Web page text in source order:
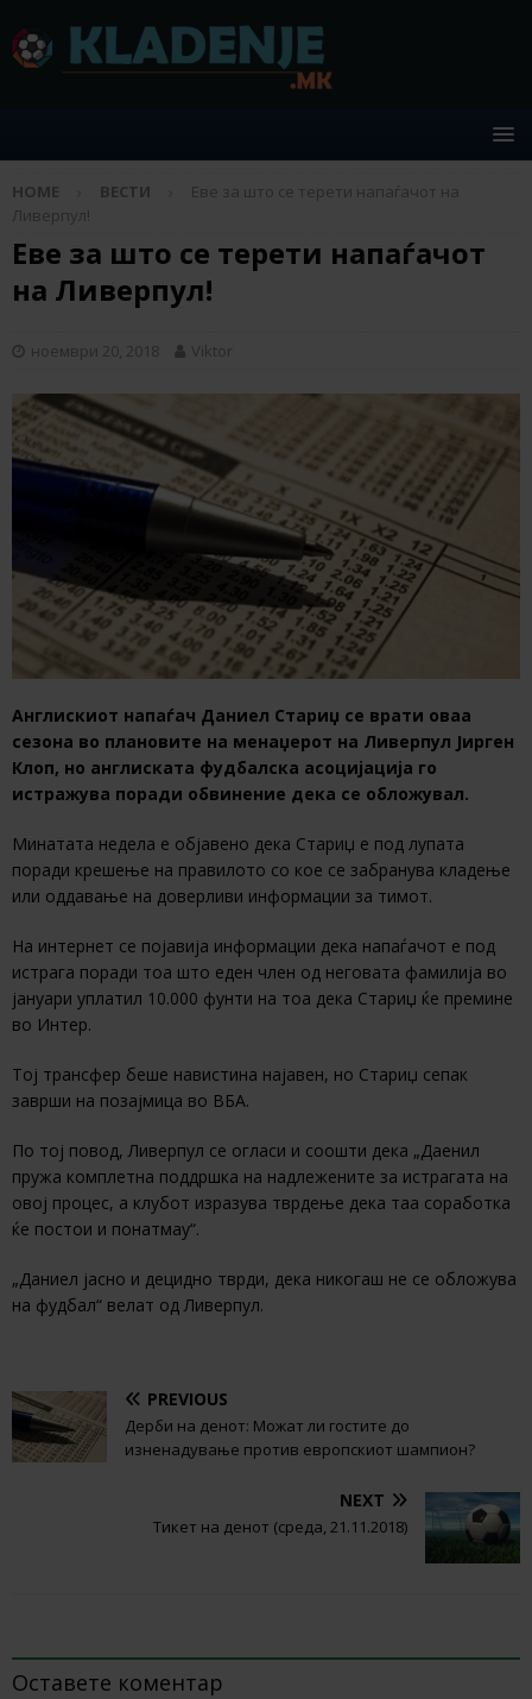
HOME ВЕСТИ
Еве за што се терети напаѓачот на
Ливерпул!
Еве за што се терети напаѓачот
на Ливерпул!
ноември 20, 2018 Viktor
Англискиот напаѓач Даниел Стариџ се врати оваа
сезона во плановите на менаџерот на Ливерпул Јирген
Клоп, но англиската фудбалска асоцијација го
истражува поради обвинение дека се обложувал.
Минатата недела е објавено дека Стариџ е под лупата
поради крешење на правилото со кое се забранува кладење
или оддавање на доверливи информации за тимот.
На интернет се појавија информации дека напаѓачот е под
истрага поради тоа што еден член од неговата фамилија во
јануари уплатил 10.000 фунти на тоа дека Стариџ ќе премине
во Интер.
Тој трансфер беше навистина најавен, но Стариџ сепак
заврши на позајмица во ВБА.
По тој повод, Ливерпул се огласи и соошти дека „Даенил
пружа комплетна поддршка на надлежените за истрагата на
овој процес, а клубот изразува тврдење дека таа соработка
ќе постои и понатмау“.
„Даниел јасно и децидно тврди, дека никогаш не се обложува
на фудбал“ велат од Ливерпул.
PREVIOUS
Дерби на денот: Можат ли гостите до
изненадување против европскиот шампион?
NEXT
Тикет на денот (среда, 21.11.2018)
Оставете коментар